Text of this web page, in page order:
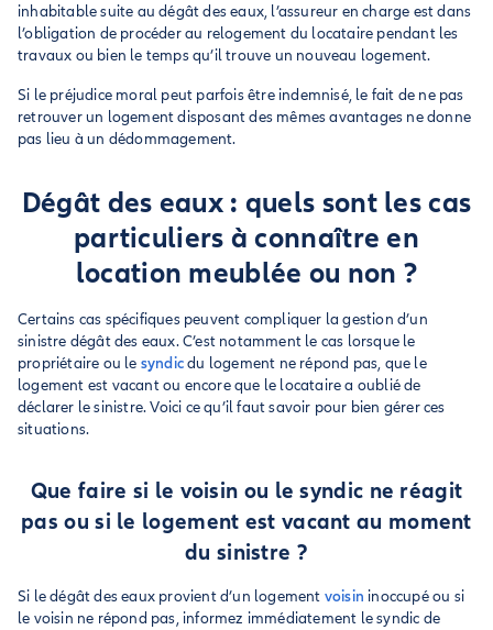
inhabitable suite au dégât des eaux, l’assureur en charge est dans
l’obligation de procéder au relogement du locataire pendant les
travaux ou bien le temps qu’il trouve un nouveau logement.
Si le préjudice moral peut parfois être indemnisé, le fait de ne pas
retrouver un logement disposant des mêmes avantages ne donne
pas lieu à un dédommagement.
Dégât des eaux : quels sont les cas
particuliers à connaître en
location meublée ou non ?
Certains cas spécifiques peuvent compliquer la gestion d’un
sinistre dégât des eaux. C’est notamment le cas lorsque le
propriétaire ou le syndicdu logement ne répond pas, que le
logement est vacant ou encore que le locataire a oublié de
déclarer le sinistre. Voici ce qu’il faut savoir pour bien gérer ces
situations.
Que faire si le voisin ou le syndic ne réagit
pas ou si le logement est vacant au moment
du sinistre ?
Si le dégât des eaux provient d’un logement voisin inoccupé ou si
le voisin ne répond pas, informez immédiatement le syndic de